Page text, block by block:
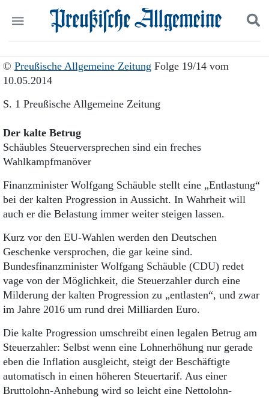
Start
Wer wir sind
Aktuelle Ausgabe
Abonnenten-Login
Abonnent werden
Abo Prämien
Mediadaten
Politik
Kultur
Panorama
Geschichte
Berlin-Brandenburg
Schlesien
Danzig und Westpreußen
Bücher
Kontakt
Impressum
Datenschutz
Suchen und finden
© Preußische Allgemeine Zeitung Folge 19/14 vom
10.05.2014
S. 1 Preußische Allgemeine Zeitung
Der kalte Betrug
Schäubles Steuerversprechen sind ein freches
Wahlkampfmanöver
Finanzminister Wolfgang Schäuble stellt eine „Entlastung“
bei der kalten Progression in Aussicht. In Wahrheit will
auch er die Belastung immer weiter steigen lassen.
Kurz vor den EU-Wahlen werden den Deutschen
Geschenke versprochen, die gar keine sind.
Bundesfinanzminister Wolfgang Schäuble (CDU) redet
vage von der Möglichkeit, die Steuerzahler durch eine
Milderung der kalten Progression zu „entlasten“, und zwar
im Jahre 2016 um rund drei Milliarden Euro.
Die kalte Progression umschreibt einen legalen Betrug am
Steuerzahler: Selbst wenn eine Lohnerhöhung nur gerade
eben die Inflation ausgleicht, steigt der Beschäftigte
automatisch in einen höheren Steuertarif. Aus einer
Bruttolohn-Anhebung wird so leicht eine Nettolohn-